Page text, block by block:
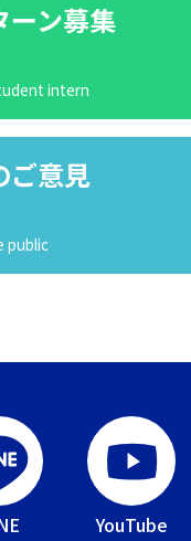
ーン募集
intern
ご意見
public
YouTube